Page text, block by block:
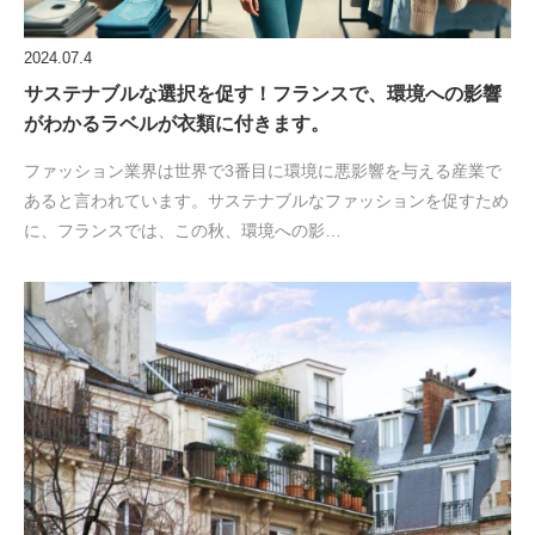
2024.07.4
サステナブルな選択を促す！フランスで、環境への影響
がわかるラベルが衣類に付きます。
ファッション業界は世界で3番目に環境に悪影響を与える産業で
あると言われています。サステナブルなファッションを促すため
に、フランスでは、この秋、環境への影…